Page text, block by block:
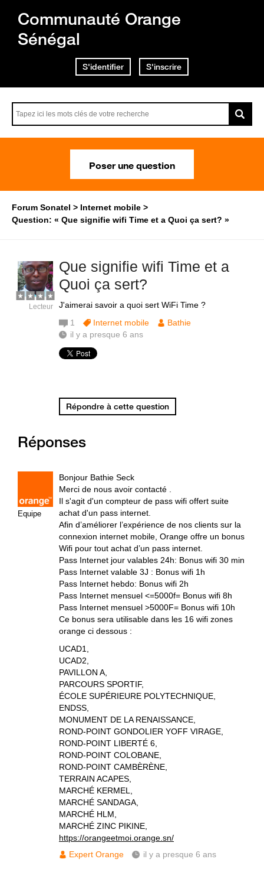
Communauté Orange
Sénégal
S'identifier S'inscrire
Poser une question
Forum Sonatel
Internet mobile
Question: « Que signifie wifi Time et a Quoi ça sert? »
Que signifie wifi Time et a
Quoi ça sert?
J'aimerai savoir a quoi sert WiFi Time ?
Lecteur
1 Internet mobile
Bathie
il y a presque 6 ans
Répondre à cette question
Réponses
Equipe
Bonjour Bathie Seck
Merci de nous avoir contacté .
Il s'agit d'un compteur de pass wifi offert suite
achat d'un pass internet.
Afin d’améliorer l’expérience de nos clients sur la
connexion internet mobile, Orange offre un bonus
Wifi pour tout achat d’un pass internet.
Pass Internet jour valables 24h: Bonus wifi 30 min
Pass Internet valable 3J : Bonus wifi 1h
Pass Internet hebdo: Bonus wifi 2h
Pass Internet mensuel <=5000f= Bonus wifi 8h
Pass Internet mensuel >5000F= Bonus wifi 10h
Ce bonus sera utilisable dans les 16 wifi zones
orange ci dessous :
UCAD1,
UCAD2,
PAVILLON A,
PARCOURS SPORTIF,
ÉCOLE SUPÉRIEURE POLYTECHNIQUE,
ENDSS,
MONUMENT DE LA RENAISSANCE,
ROND-POINT GONDOLIER YOFF VIRAGE,
ROND-POINT LIBERTÉ 6,
ROND-POINT COLOBANE,
ROND-POINT CAMBÈRÈNE,
TERRAIN ACAPES,
MARCHÉ KERMEL,
MARCHÉ SANDAGA,
MARCHÉ HLM,
MARCHÉ ZINC PIKINE,
https://orangeetmoi.orange.sn/
Expert Orange
il y a presque 6 ans